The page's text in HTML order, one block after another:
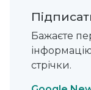
Бажаєте
стрічки.